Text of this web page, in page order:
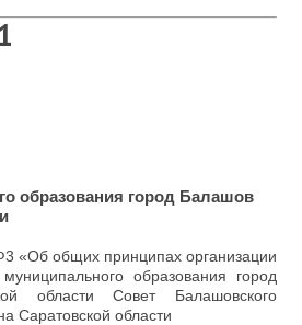
образования город Балашов
«Об общих принципах организации
образования город
области Совет Балашовского
Саратовской области